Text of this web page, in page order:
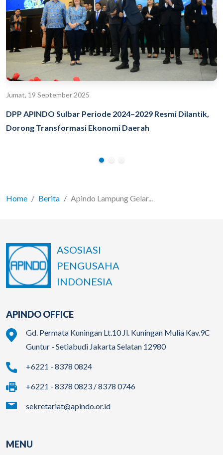
Jumat, 19 September 2025
DPP APINDO Sulbar Periode 2024–2029 Resmi Dilantik,
Dorong Transformasi Ekonomi Daerah
Home Berita Apindo Lampung Gelar...
ASOSIASI
PENGUSAHA
INDONESIA
APINDO OFFICE
Gd. Permata Kuningan Lt.10 Jl. Kuningan Mulia Kav.9C
Guntur - Setiabudi Jakarta Selatan 12980
+6221 - 8378 0824
+6221 - 8378 0823 / 8378 0746
sekretariat@apindo.or.id
MENU